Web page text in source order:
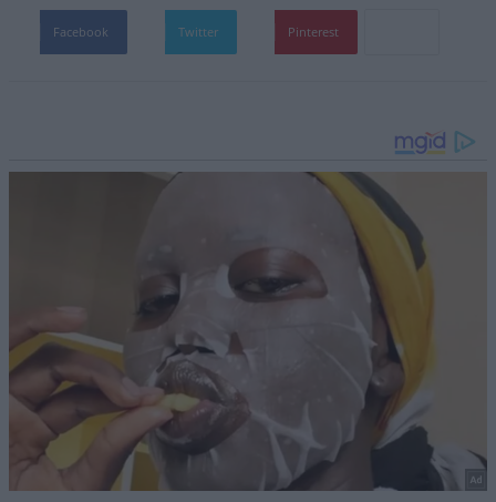
Facebook Twitter Pinterest